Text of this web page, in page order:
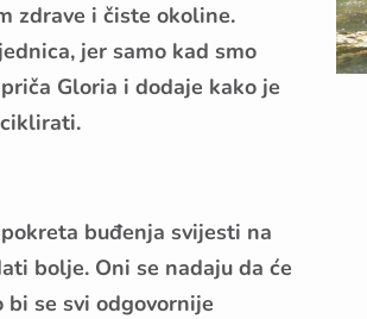
zdrave i čiste okoline.
jer samo kad smo
Gloria i dodaje kako je
buđenja svijesti na
bolje. Oni se nadaju da će
se svi odgovornije